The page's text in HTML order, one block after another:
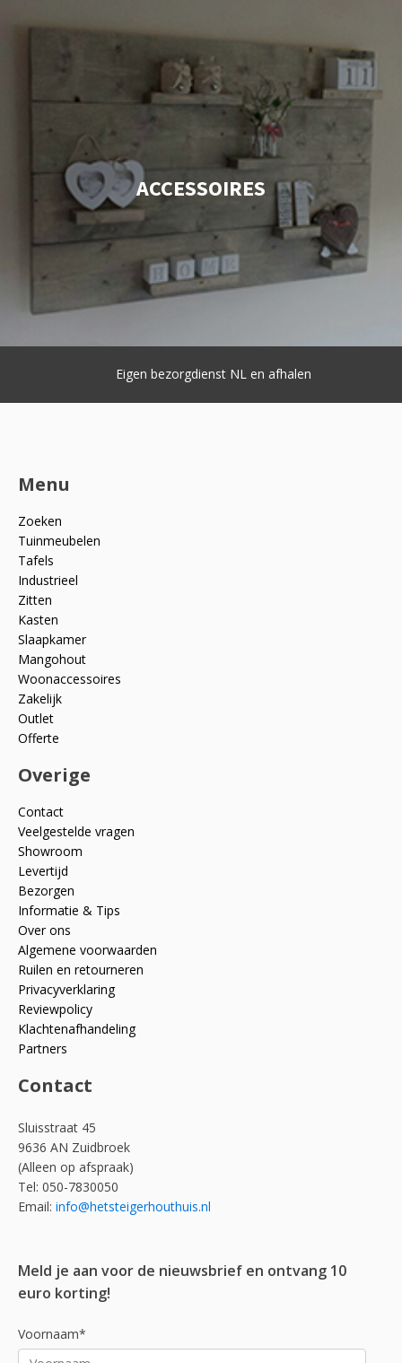
ACCESSOIRES
( Klantwaardering 9.3 )
Menu
Zoeken
Tuinmeubelen
Tafels
Industrieel
Zitten
Kasten
Slaapkamer
Mangohout
Woonaccessoires
Zakelijk
Outlet
Offerte
Overige
Contact
Veelgestelde vragen
Showroom
Levertijd
Bezorgen
Informatie & Tips
Over ons
Algemene voorwaarden
Ruilen en retourneren
Privacyverklaring
Reviewpolicy
Klachtenafhandeling
Partners
Contact
Sluisstraat 45
9636 AN Zuidbroek
(Alleen op afspraak)
Tel: 050-7830050
Email: info@hetsteigerhouthuis.nl
Meld je aan voor de nieuwsbrief en ontvang 10
euro korting!
Voornaam*